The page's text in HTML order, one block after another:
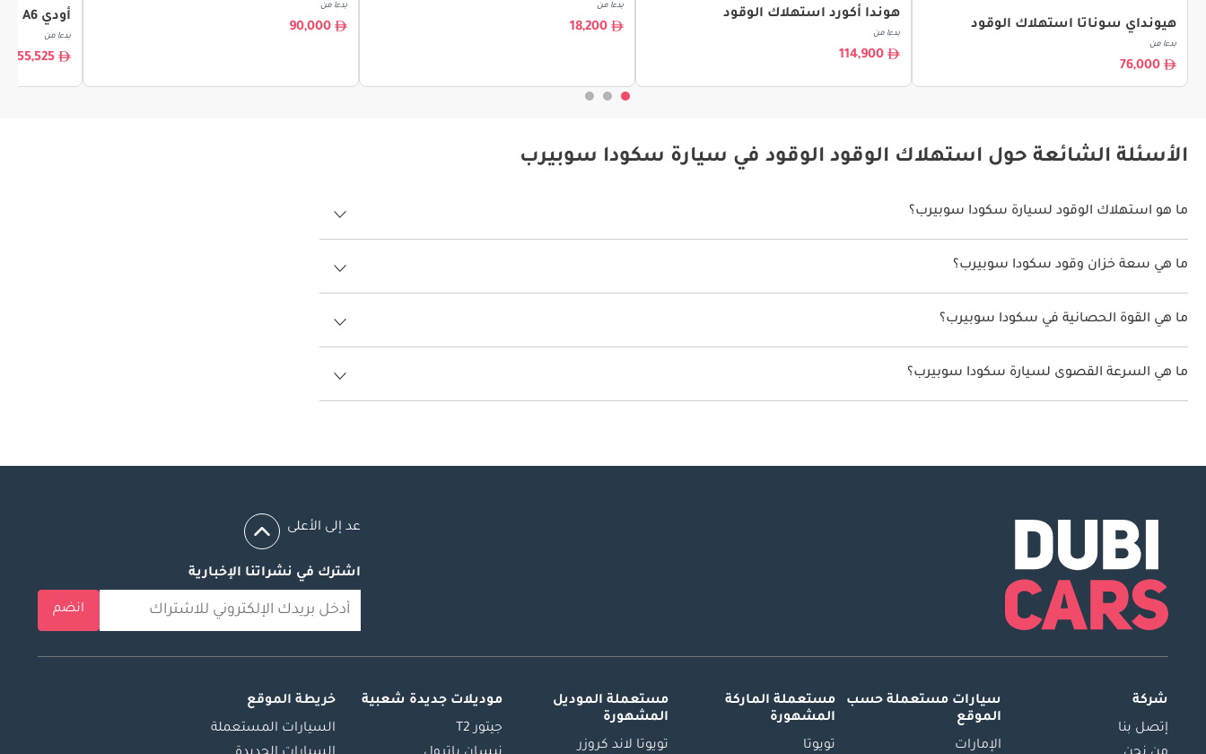
هيونداي سوناتا استهلاك الوقود
بدءا من
76,000
هوندا أكورد استهلاك الوقود
بدءا من
114,900
بدءا من
18,200
بدءا من
90,000
أودي A6 استهلاك الوقود
بدءا من
55,525
الأسئلة الشائعة حول استهلاك الوقود الوقود في سيارة سكودا سوبيرب
ما هو استهلاك الوقود لسيارة سكودا سوبيرب؟
يتراوح استهلاك الوقود لسيارة سكودا سوبيرب بين 13 كم/ليتر.
ما هي سعة خزان وقود سكودا سوبيرب؟
سعة خزان وقود سكودا سوبيرب 66 ليتر.
ما هي القوة الحصانية في سكودا سوبيرب؟
تنتج سكودا سوبيرب قوة 150 حصان - 268 حصان.
ما هي السرعة القصوى لسيارة سكودا سوبيرب؟
السرعة القصوى لسيارة سكودا سوبيرب هي 220 كم/الساعة - 250 كم/الساعة.
عد إلى الأعلى
اشترك في نشراتنا الإخبارية
انضم
شركة
إتصل بنا
سيارات مستعملة حسب
الموقع
الإمارات
مستعملة الماركة
المشهورة
تويوتا
مستعملة الموديل
المشهورة
تويوتا لاند كروزر
موديلات جديدة شعبية
جيتور T2
خريطة الموقع
السيارات المستعملة